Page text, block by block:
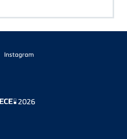
Instagram
2026